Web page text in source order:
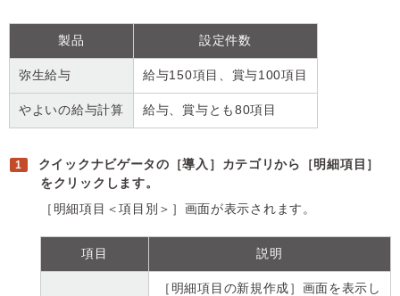
製品 設定件数
弥生給与 給与150項目、賞与100項目
やよいの給与計算 給与、賞与とも80項目
クイックナビゲータの［導入］カテゴリから［明細項目］
をクリックします。
［明細項目＜項目別＞］画面が表示されます。
項目 説明
［明細項目の新規作成］画面を表示し